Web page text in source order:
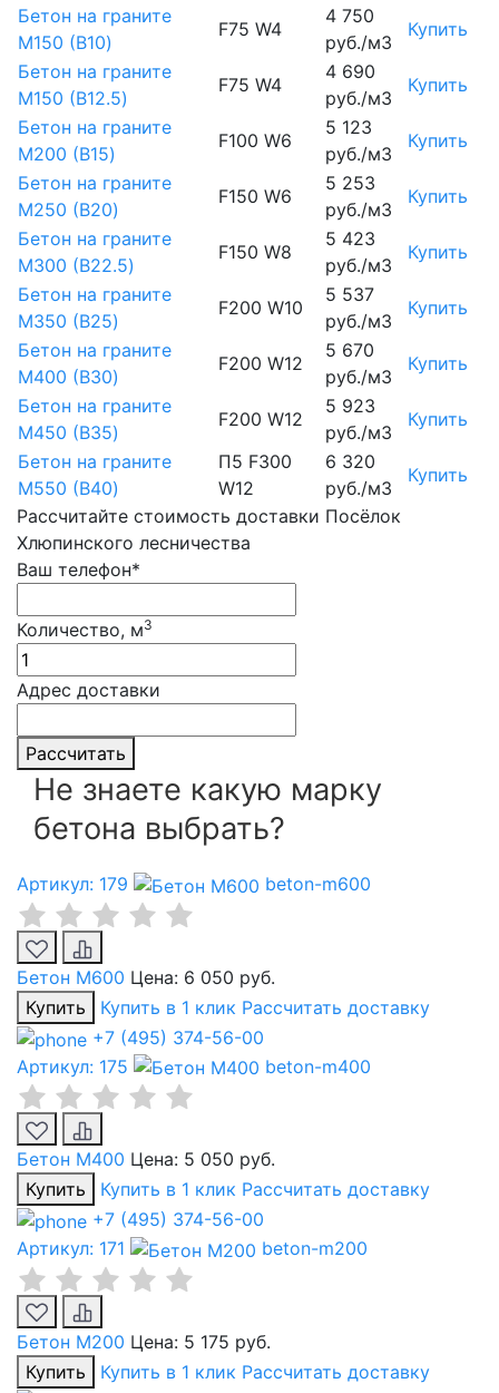
Бетон на граните
М150 (B10)
F75 W4
4 750
руб./м3
Купить
Бетон на граните
М150 (B12.5)
F75 W4
4 690
руб./м3
Купить
Бетон на граните
М200 (B15)
F100 W6
5 123
руб./м3
Купить
Бетон на граните
М250 (B20)
F150 W6
5 253
руб./м3
Купить
Бетон на граните
М300 (B22.5)
F150 W8
5 423
руб./м3
Купить
Бетон на граните
М350 (B25)
F200 W10
5 537
руб./м3
Купить
Бетон на граните
М400 (B30)
F200 W12
5 670
руб./м3
Купить
Бетон на граните
М450 (B35)
F200 W12
5 923
руб./м3
Купить
Бетон на граните
М550 (B40)
П5 F300
W12
6 320
руб./м3
Купить
Рассчитайте стоимость доставки Посёлок
Хлюпинского лесничества
Ваш телефон*
Количество, м3
Адрес доставки
Рассчитать
Не знаете какую марку
бетона выбрать?
Артикул: 179 beton-m600
Бетон М600 Цена: 6 050 руб.
Купить
Купить в 1 клик Рассчитать доставку
+7 (495) 374-56-00
Артикул: 175
beton-m400
Бетон М400 Цена: 5 050 руб.
Купить
Купить в 1 клик Рассчитать доставку
+7 (495) 374-56-00
Артикул: 171
beton-m200
Бетон М200 Цена: 5 175 руб.
Купить
Купить в 1 клик Рассчитать доставку